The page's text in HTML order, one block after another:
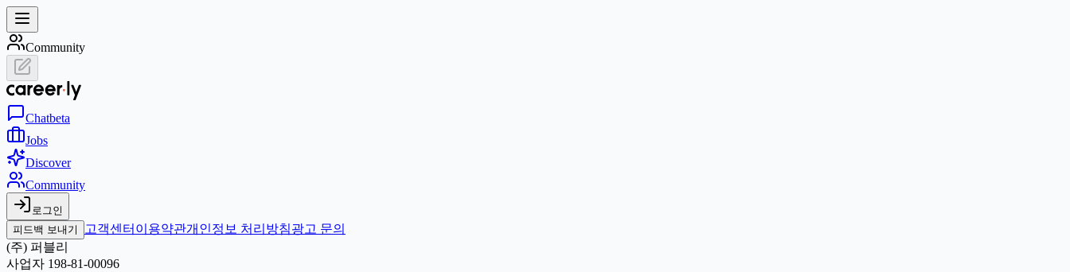
Community
Chatbeta
Jobs
Discover
Community
로그인
피드백 보내기
고객센터 이용약관개인정보 처리방침광고 문의
(주) 퍼블리
사업자 198-81-00096